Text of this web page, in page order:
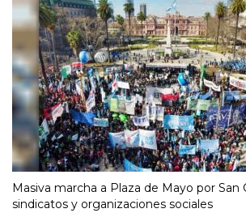
Masiva marcha a Plaza de Mayo por San
sindicatos y organizaciones sociales